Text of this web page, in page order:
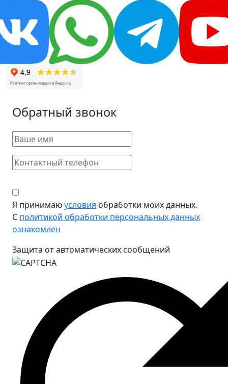
Обратный звонок
Я принимаюусловия обработки моих данных.
С политикой обработки персональных данных
ознакомлен
Защита от автоматических сообщений